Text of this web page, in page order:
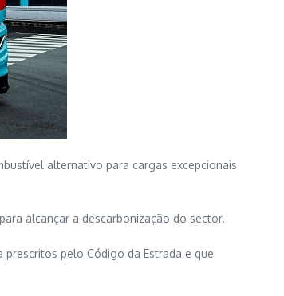
alternativo para cargas excepcionais
alcançar a descarbonização do sector.
pelo Código da Estrada e que